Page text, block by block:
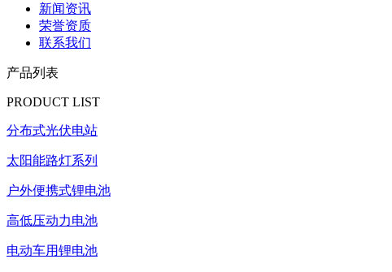
新闻资讯
荣誉资质
联系我们
产品列表
PRODUCT LIST
分布式光伏电站
太阳能路灯系列
户外便携式锂电池
高低压动力电池
电动车用锂电池